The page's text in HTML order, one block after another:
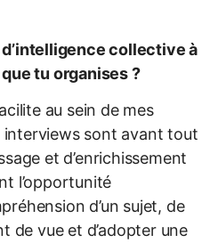
collective à
tu organises ?
au sein de mes
interviews sont avant tout
et d’enrichissement
l’opportunité
d’un sujet, de
de vue et d’adopter une